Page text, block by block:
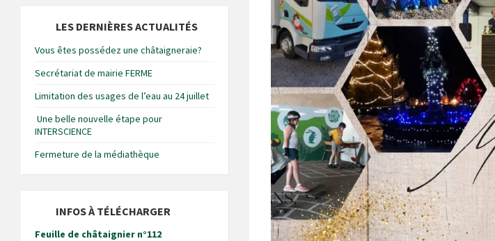
LES DERNIÈRES ACTUALITÉS
Vous êtes possédez une châtaigneraie?
Secrétariat de mairie FERME
Limitation des usages de l’eau au 24 juillet
Une belle nouvelle étape pour
INTERSCIENCE
Fermeture de la médiathèque
INFOS À TÉLÉCHARGER
Feuille de châtaignier n°112